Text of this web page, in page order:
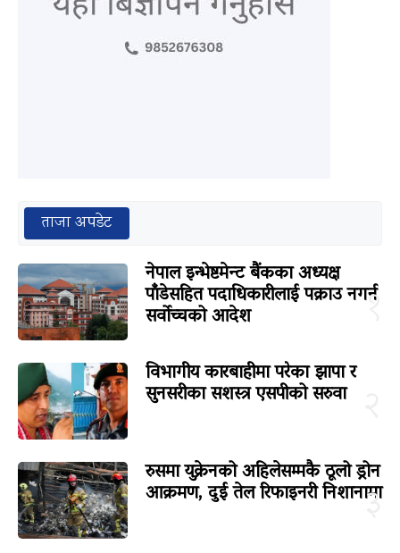
ताजा अपडेट
१
नेपाल इन्भेष्टमेन्ट बैंकका अध्यक्ष
पाँडेसहित पदाधिकारीलाई पक्राउ नगर्न
सर्वोच्चको आदेश
विभागीय कारबाहीमा परेका झापा र
सुनसरीका सशस्त्र एसपीको सरुवा
३
रुसमा युक्रेनको अहिलेसम्मकै ठूलो ड्रोन
आक्रमण, दुई तेल रिफाइनरी निशानामा